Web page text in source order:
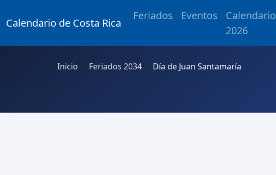
Calendario de Costa Rica
Feriados Eventos
Calendario
2026
Inicio Feriados 2034 Día de Juan Santamaría